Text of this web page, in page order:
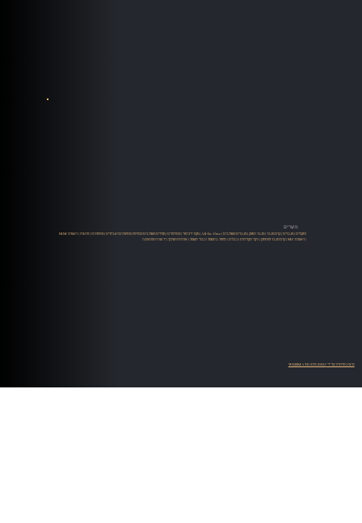
מוצרים
רמקולים |מגברים |קדם מגבר |מגבר הספק |מגברים משולבים |
All-In-One
|מקור דיגיטלי |סטרימרים |ממירים משולבים סטרימר |פטיפונים ואביזרים |פטיפונים |זרועות |ראשים MM
| ראשים MC |
קדם מגבר לפטיפון ניקוי תקליטים |כבלים טיפול בחשמל |כבלי חשמל |ארוניות ושיכוך |יד שניה ומתצוגה
עיצוב ופיתוח על ידי WEBMATE STUDIO